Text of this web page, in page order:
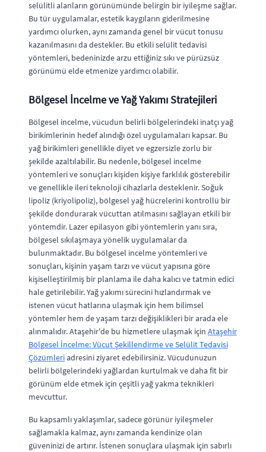
selülitli alanların görünümünde belirgin bir iyileşme sağlar.
Bu tür uygulamalar, estetik kaygıların giderilmesine
yardımcı olurken, aynı zamanda genel bir vücut tonusu
kazanılmasını da destekler. Bu etkili selülit tedavisi
yöntemleri, bedeninizde arzu ettiğiniz sıkı ve pürüzsüz
görünümü elde etmenize yardımcı olabilir.
Bölgesel İncelme ve Yağ Yakımı Stratejileri
Bölgesel incelme, vücudun belirli bölgelerindeki inatçı yağ
birikimlerinin hedef alındığı özel uygulamaları kapsar. Bu
yağ birikimleri genellikle diyet ve egzersizle zorlu bir
şekilde azaltılabilir. Bu nedenle, bölgesel incelme
yöntemleri ve sonuçları kişiden kişiye farklılık gösterebilir
ve genellikle ileri teknoloji cihazlarla desteklenir. Soğuk
lipoliz (kriyolipoliz), bölgesel yağ hücrelerini kontrollü bir
şekilde dondurarak vücuttan atılmasını sağlayan etkili bir
yöntemdir. Lazer epilasyon gibi yöntemlerin yanı sıra,
bölgesel sıkılaşmaya yönelik uygulamalar da
bulunmaktadır. Bu bölgesel incelme yöntemleri ve
sonuçları, kişinin yaşam tarzı ve vücut yapısına göre
kişiselleştirilmiş bir planlama ile daha kalıcı ve tatmin edici
hale getirilebilir. Yağ yakımı sürecini hızlandırmak ve
istenen vücut hatlarına ulaşmak için hem bilimsel
yöntemler hem de yaşam tarzı değişiklikleri bir arada ele
alınmalıdır. Ataşehir'de bu hizmetlere ulaşmak için Ataşehir
Bölgesel İncelme: Vücut Şekillendirme ve Selülit Tedavisi
Çözümleriadresini ziyaret edebilirsiniz. Vücudunuzun
belirli bölgelerindeki yağlardan kurtulmak ve daha fit bir
görünüm elde etmek için çeşitli yağ yakma teknikleri
mevcuttur.
Bu kapsamlı yaklaşımlar, sadece görünür iyileşmeler
sağlamakla kalmaz, aynı zamanda kendinize olan
güveninizi de artırır. İstenen sonuçlara ulaşmak için sabırlı